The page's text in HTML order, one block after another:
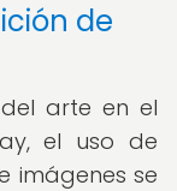
de
arte en el
el uso de
imágenes se